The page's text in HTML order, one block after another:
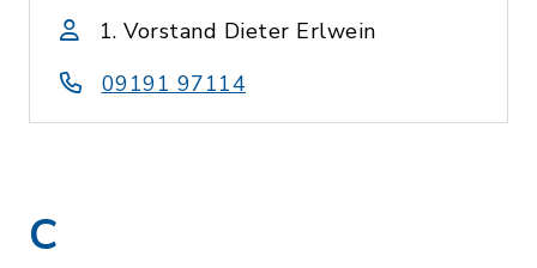
1. Vorstand Dieter Erlwein
09191 97114
C